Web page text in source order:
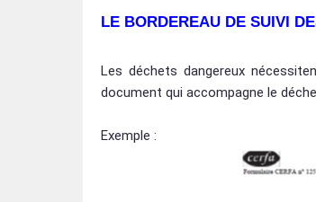
LE BORDEREAU DE SUIVI
Les déchets dangereux
document qui accompagne le
Exemple :